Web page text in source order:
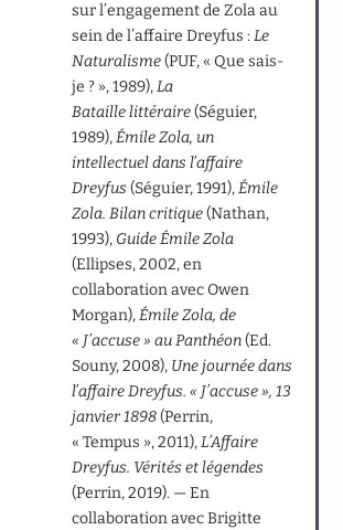
sur l’engagement de Zola au
sein de l’affaire Dreyfus :Le
Naturalisme(PUF, « Que sais-
je ? », 1989),La
Bataille littéraire(Séguier,
1989),Émile Zola, un
intellectuel dans l’affaire
Dreyfus(Séguier, 1991),Émile
Zola. Bilan critique(Nathan,
1993), Guide Émile Zola
(Ellipses, 2002, en
collaboration avec Owen
Morgan),Émile Zola, de
« J’accuse » au Panthéon(Ed.
Souny, 2008), Une journée dans
l’affaire Dreyfus. « J’accuse », 13
janvier 1898(Perrin,
« Tempus », 2011),L’Affaire
Dreyfus. Vérités et légendes
(Perrin, 2019). — En
collaboration avec Brigitte